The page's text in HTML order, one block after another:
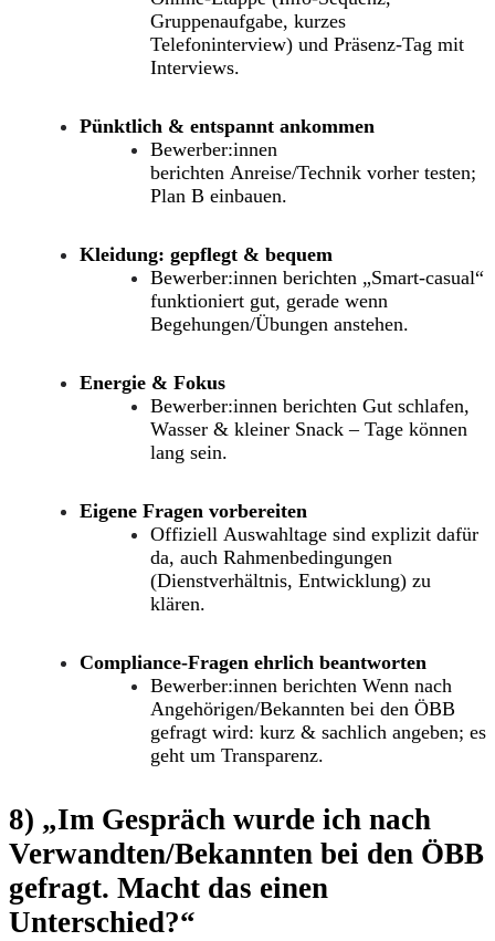
Gruppenaufgabe, kurzes
Telefoninterview) und Präsenz-Tag mit
Interviews.
Pünktlich & entspannt ankommen
Bewerber:innen
berichten Anreise/Technik vorher testen;
Plan B einbauen.
Kleidung: gepflegt & bequem
Bewerber:innen berichten „Smart-casual“
funktioniert gut, gerade wenn
Begehungen/Übungen anstehen.
Energie & Fokus
Bewerber:innen berichten Gut schlafen,
Wasser & kleiner Snack – Tage können
lang sein.
Eigene Fragen vorbereiten
Offiziell Auswahltage sind explizit dafür
da, auch Rahmenbedingungen
(Dienstverhältnis, Entwicklung) zu
klären.
Compliance-Fragen ehrlich beantworten
Bewerber:innen berichten Wenn nach
Angehörigen/Bekannten bei den ÖBB
gefragt wird: kurz & sachlich angeben; es
geht um Transparenz.
8) „Im Gespräch wurde ich nach
Verwandten/Bekannten bei den ÖBB
gefragt. Macht das einen
Unterschied?“